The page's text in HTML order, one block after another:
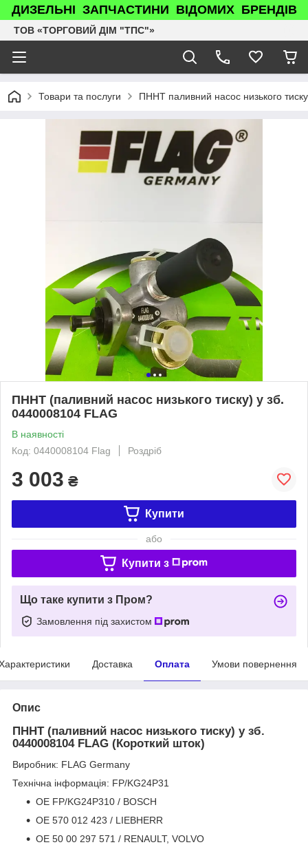
ДИЗЕЛЬНІ ЗАПЧАСТИНИ ВІДОМИХ БРЕНДІВ
ТОВ «ТОРГОВИЙ ДІМ "ТПС"»
Товари та послуги ПННТ паливний насос низького
ПННТ (паливний насос низького тиску) у зб.
0440008104 FLAG
В наявності
Код: 0440008104 Flag
Роздріб
3 003 ₴
Купити
або
Купити з
Що таке купити з Пром?
Замовлення під захистом
Доставка Оплата Умови повернення
Опис
ПННТ (паливний насос низького тиску) у зб.
0440008104 FLAG (Короткий шток)
Виробник: FLAG Germany
Технічна інформація: FP/KG24P31
OE FP/KG24P310 / BOSCH
OE 570 012 423 / LIEBHERR
OE 50 00 297 571 / RENAULT, VOLVO